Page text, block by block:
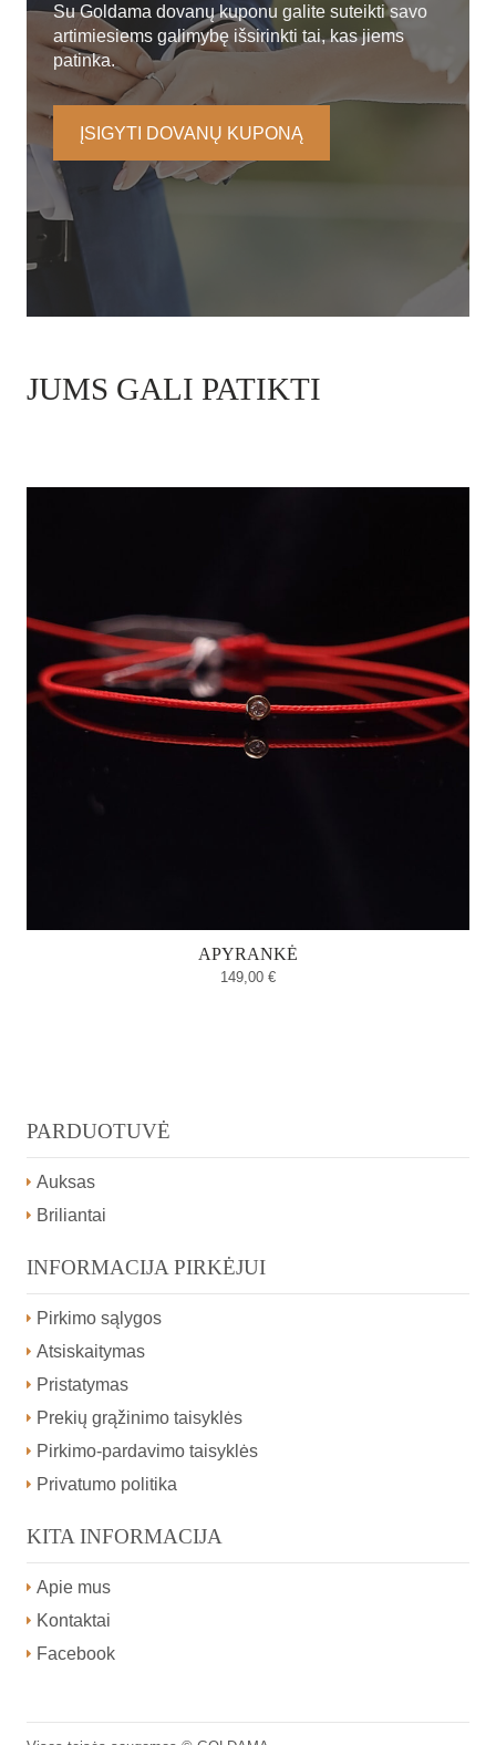
Su Goldama dovanų kuponu galite suteikti savo
artimiesiems galimybę išsirinkti tai, kas jiems
patinka.
ĮSIGYTI DOVANŲ KUPONĄ
JUMS GALI PATIKTI
APYRANKĖ
149,00 €
PARDUOTUVĖ
Auksas
Briliantai
INFORMACIJA PIRKĖJUI
Pirkimo sąlygos
Atsiskaitymas
Pristatymas
Prekių grąžinimo taisyklės
Pirkimo-pardavimo taisyklės
Privatumo politika
KITA INFORMACIJA
Apie mus
Kontaktai
Facebook